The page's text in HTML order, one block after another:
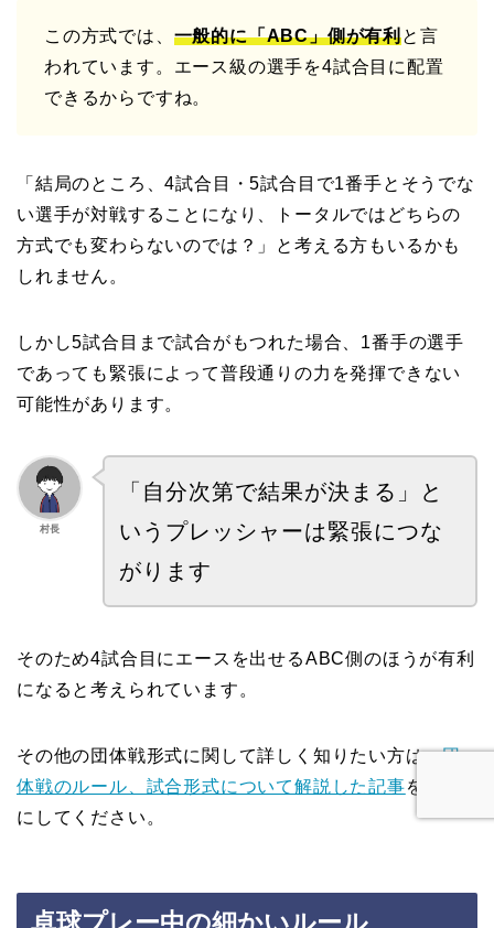
この方式では、 一般的に「ABC」側が有利と言
われています。エース級の選手を4試合目に配置
できるからですね。
「結局のところ、4試合目・5試合目で1番手とそうでな
い選手が対戦することになり、トータルではどちらの
方式でも変わらないのでは？」と考える方もいるかも
しれません。
しかし5試合目まで試合がもつれた場合、1番手の選手
であっても緊張によって普段通りの力を発揮できない
可能性があります。
村長
「自分次第で結果が決まる」と
いうプレッシャーは緊張につな
がります
そのため4試合目にエースを出せるABC側のほうが有利
になると考えられています。
その他の団体戦形式に関して詳しく知りたい方は、団
体戦のルール、試合形式について解説した記事を参考
にしてください。